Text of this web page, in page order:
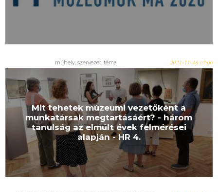
műhely, szervezet, téma 2021-11-16 07:00
Mit tehetek múzeumi vezetőként a
munkatársak megtartásáért? - három
tanulság az elmúlt évek felmérései
alapján - HR 4.